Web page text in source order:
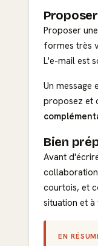
Proposer
formes très
L'e-mail est
Un message
proposez et
Bien
Avant
courtois, et
situation et
EN